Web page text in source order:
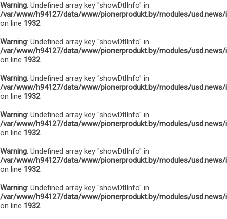
Warning: Undefined array key "showDtlInfo" in
/var/www/h94127/data/www/pionerprodukt.by/modules/usd.news/
on line 1932
Warning: Undefined array key "showDtlInfo" in
/var/www/h94127/data/www/pionerprodukt.by/modules/usd.news/
on line 1932
Warning: Undefined array key "showDtlInfo" in
/var/www/h94127/data/www/pionerprodukt.by/modules/usd.news/
on line 1932
Warning: Undefined array key "showDtlInfo" in
/var/www/h94127/data/www/pionerprodukt.by/modules/usd.news/
on line 1932
Warning: Undefined array key "showDtlInfo" in
/var/www/h94127/data/www/pionerprodukt.by/modules/usd.news/
on line 1932
Warning: Undefined array key "showDtlInfo" in
/var/www/h94127/data/www/pionerprodukt.by/modules/usd.news/
on line 1932